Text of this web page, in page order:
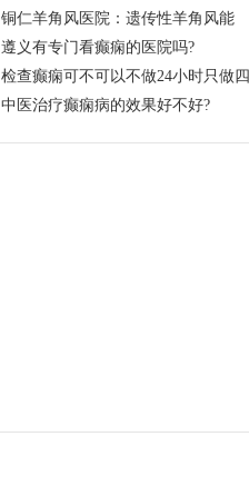
铜仁羊角风医院：遗传性羊角风能
遵义有专门看癫痫的医院吗?
检查癫痫可不可以不做24小时只做四
中医治疗癫痫病的效果好不好?